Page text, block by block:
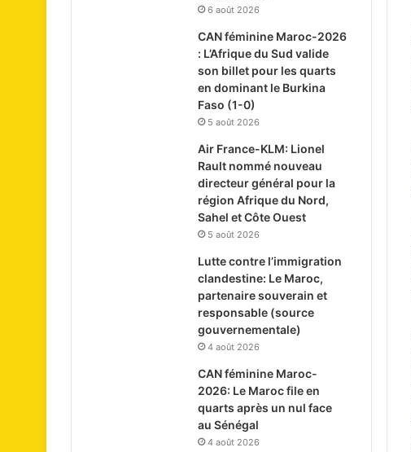
6 août 2026
CAN féminine Maroc-2026
: L’Afrique du Sud valide
son billet pour les quarts
en dominant le Burkina
Faso (1-0)
5 août 2026
Air France-KLM: Lionel
Rault nommé nouveau
directeur général pour la
région Afrique du Nord,
Sahel et Côte Ouest
5 août 2026
Lutte contre l’immigration
clandestine: Le Maroc,
partenaire souverain et
responsable (source
gouvernementale)
4 août 2026
CAN féminine Maroc-
2026: Le Maroc file en
quarts après un nul face
au Sénégal
4 août 2026